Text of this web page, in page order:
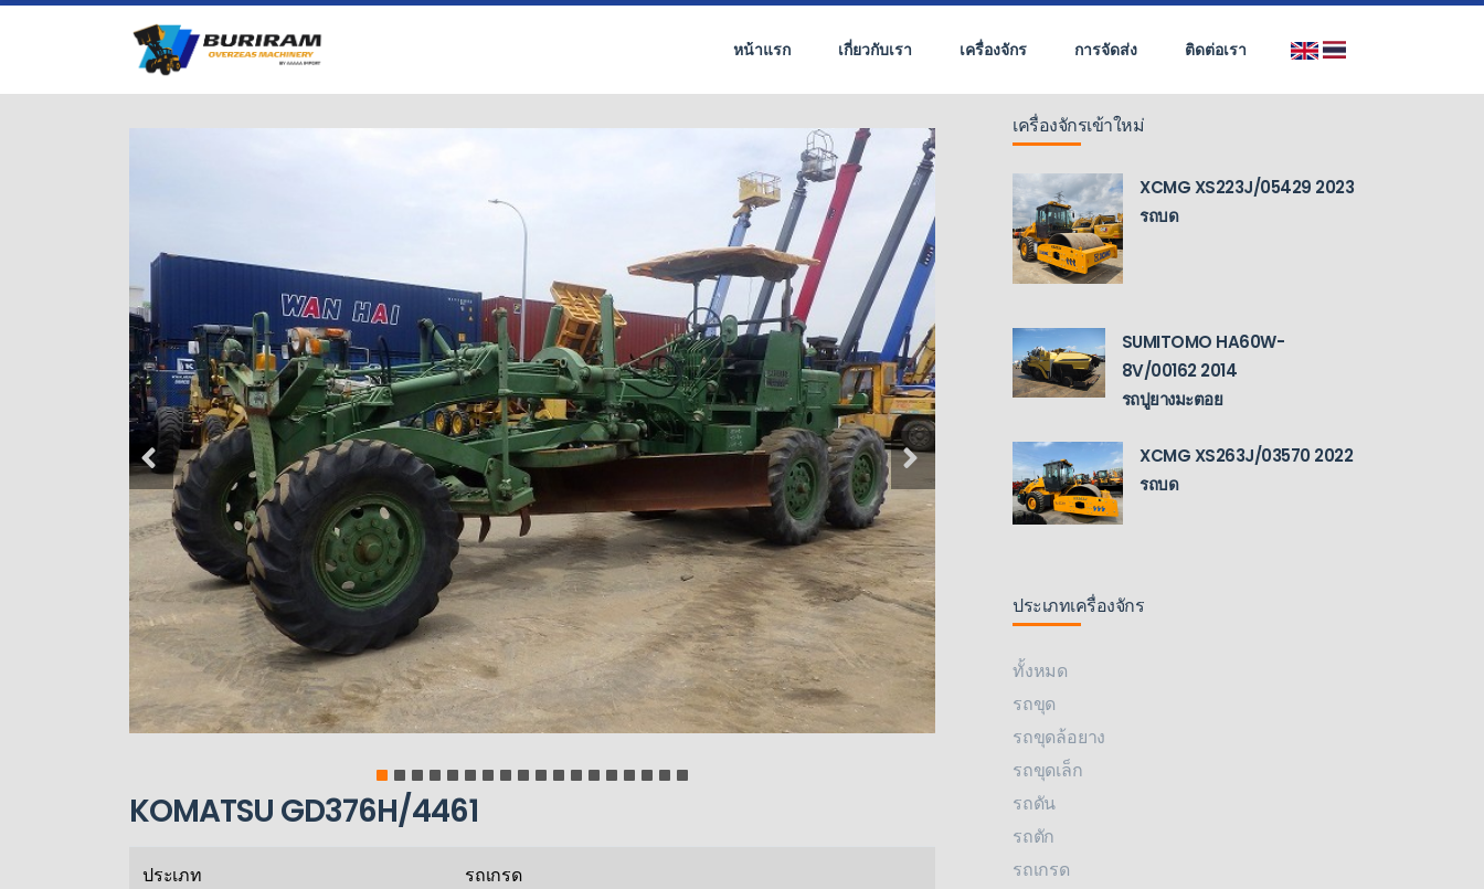
หน้าแรก เกี่ยวกับเรา เครื่องจักร การจัดส่ง ติดต่อเรา
KOMATSU GD376H/4461
ประเภท รถเกรด
เครื่องจักรเข้าใหม่
XCMG XS223J/05429 2023
รถบด
SUMITOMO HA60W-
8V/00162 2014
รถปูยางมะตอย
XCMG XS263J/03570 2022
รถบด
ประเภทเครื่องจักร
ทั้งหมด
รถขุด
รถขุดล้อยาง
รถขุดเล็ก
รถดัน
รถตัก
รถเกรด